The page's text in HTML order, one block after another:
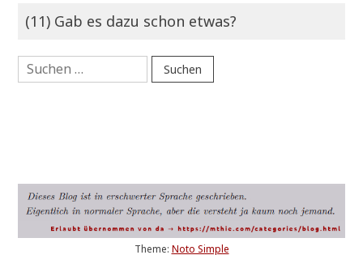
(11) Gab es dazu schon etwas?
Suchen
nach:
Theme: Noto Simple